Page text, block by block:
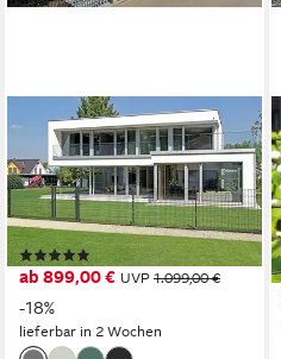
ALBERTS
Doppelstabmattenzaun
Grundset, (Set), Höhe: 80-
200 cm, Gesamtlänge: 4-30
m, zum Einbetonieren
(20)
ab 899,00 € UVP 1.099,00 €
-18%
lieferbar in 2 Wochen